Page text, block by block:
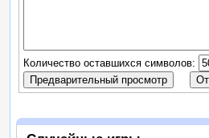
Количество оставшихся символов: